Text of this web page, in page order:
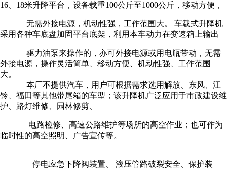
16、18米升降平台，设备载重100公斤至1000公斤，移动方便，
无需外接电源，机动性强，工作范围大。 车载式升降机
采用各种车底盘加固平台底架，利用本车动力在变速箱上输出
驱力油泵来操作的，亦可外接电源或用电瓶带动，无需
外接电源，操作灵活简单、移动方便、机动性强、工作范围
大。
本厂不提供汽车，用户可根据需求选用解放、东风、江
铃、福田等其他带尾箱的车型；该升降机广泛应用于市政建设维
护、路灯维修、园林修剪、
电路检修、高速公路维护等场所的高空作业；也可作为
临时性的高空照明、广告宣传等。
停电应急下降阀装置、 液压管路破裂安全、保护装